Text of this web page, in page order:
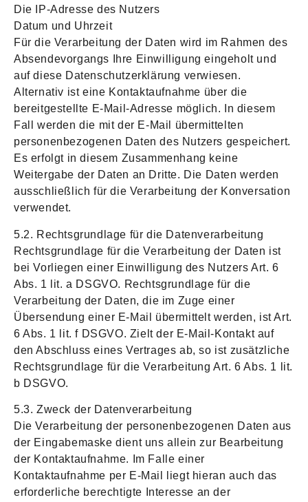
Die IP-Adresse des Nutzers
Datum und Uhrzeit
Für die Verarbeitung der Daten wird im Rahmen des
Absendevorgangs Ihre Einwilligung eingeholt und
auf diese Datenschutzerklärung verwiesen.
Alternativ ist eine Kontaktaufnahme über die
bereitgestellte E-Mail-Adresse möglich. In diesem
Fall werden die mit der E-Mail übermittelten
personenbezogenen Daten des Nutzers gespeichert.
Es erfolgt in diesem Zusammenhang keine
Weitergabe der Daten an Dritte. Die Daten werden
ausschließlich für die Verarbeitung der Konversation
verwendet.
5.2. Rechtsgrundlage für die Datenverarbeitung
Rechtsgrundlage für die Verarbeitung der Daten ist
bei Vorliegen einer Einwilligung des Nutzers Art. 6
Abs. 1 lit. a DSGVO. Rechtsgrundlage für die
Verarbeitung der Daten, die im Zuge einer
Übersendung einer E-Mail übermittelt werden, ist Art.
6 Abs. 1 lit. f DSGVO. Zielt der E-Mail-Kontakt auf
den Abschluss eines Vertrages ab, so ist zusätzliche
Rechtsgrundlage für die Verarbeitung Art. 6 Abs. 1 lit.
b DSGVO.
5.3. Zweck der Datenverarbeitung
Die Verarbeitung der personenbezogenen Daten aus
der Eingabemaske dient uns allein zur Bearbeitung
der Kontaktaufnahme. Im Falle einer
Kontaktaufnahme per E-Mail liegt hieran auch das
erforderliche berechtigte Interesse an der